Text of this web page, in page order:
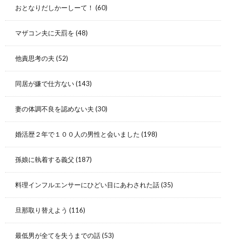
おとなりだしかーしーて！ (60)
マザコン夫に天罰を (48)
他責思考の夫 (52)
同居が嫌で仕方ない(143)
妻の体調不良を認めない夫 (30)
婚活歴２年で１００人の男性と会いました (198)
孫娘に執着する義父 (187)
料理インフルエンサーにひどい目にあわされた話(35)
旦那取り替えよう (116)
最低男が全てを失うまでの話(53)